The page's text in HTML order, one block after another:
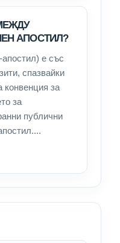
АПОСТИЛ?
е със
спазвайки
конвенция за
за
публични